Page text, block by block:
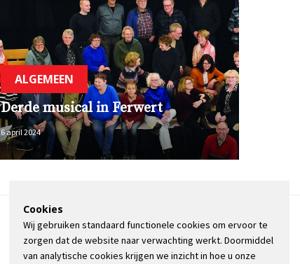
ALGEMEEN
Derde musical in Ferwert
6 april 2024
OVER DE STIENSER
CONTACT
Cookies
Wij gebruiken standaard functionele cookies om ervoor te
zorgen dat de website naar verwachting werkt. Doormiddel
van analytische cookies krijgen we inzicht in hoe u onze